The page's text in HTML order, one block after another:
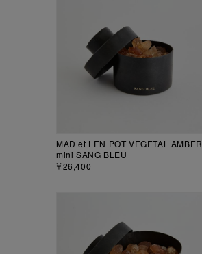
MAD et LEN POT VEGETAL AMBER
mini SANG BLEU
￥26,400